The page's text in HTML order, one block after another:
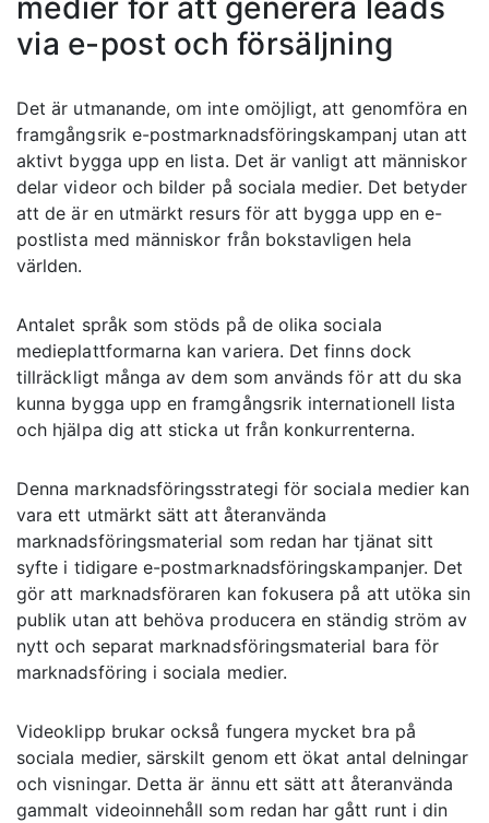
medier för att generera leads
via e-post och försäljning
Det är utmanande, om inte omöjligt, att genomföra en
framgångsrik e-postmarknadsföringskampanj utan att
aktivt bygga upp en lista. Det är vanligt att människor
delar videor och bilder på sociala medier. Det betyder
att de är en utmärkt resurs för att bygga upp en e-
postlista med människor från bokstavligen hela
världen.
Antalet språk som stöds på de olika sociala
medieplattformarna kan variera. Det finns dock
tillräckligt många av dem som används för att du ska
kunna bygga upp en framgångsrik internationell lista
och hjälpa dig att sticka ut från konkurrenterna.
Denna marknadsföringsstrategi för sociala medier kan
vara ett utmärkt sätt att återanvända
marknadsföringsmaterial som redan har tjänat sitt
syfte i tidigare e-postmarknadsföringskampanjer. Det
gör att marknadsföraren kan fokusera på att utöka sin
publik utan att behöva producera en ständig ström av
nytt och separat marknadsföringsmaterial bara för
marknadsföring i sociala medier.
Videoklipp brukar också fungera mycket bra på
sociala medier, särskilt genom ett ökat antal delningar
och visningar. Detta är ännu ett sätt att återanvända
gammalt videoinnehåll som redan har gått runt i din